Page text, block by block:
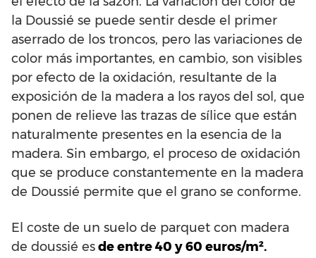
la Doussié se puede sentir desde el primer
aserrado de los troncos, pero las variaciones de
color más importantes, en cambio, son visibles
por efecto de la oxidación, resultante de la
exposición de la madera a los rayos del sol, que
ponen de relieve las trazas de sílice que están
naturalmente presentes en la esencia de la
madera. Sin embargo, el proceso de oxidación
que se produce constantemente en la madera
de Doussié permite que el grano se conforme.
El coste de un suelo de parquet con madera
de doussié esde entre 40 y 60 euros/m².